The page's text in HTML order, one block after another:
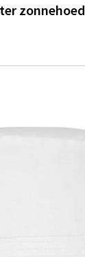
zonnehoed